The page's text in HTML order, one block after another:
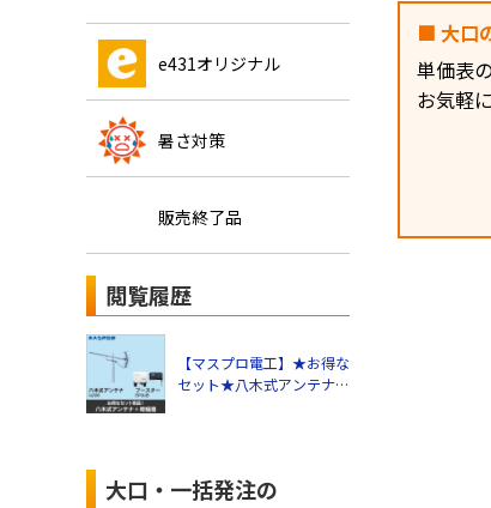
e431オリジナル
暑さ対策
販売終了品
閲覧履歴
【マスプロ電工】★お得な
セット★八木式アンテナ
大口・一括発注の
■ 大口
単価表
お気軽